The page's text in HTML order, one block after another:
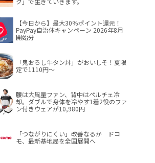
【今日から】最大30％ポイント還元！
PayPay自治体キャンペーン 2026年8月
開始分
「鬼おろし牛タン丼」がおいしそ！夏限
定で1110円～
腰は大風量ファン、背中はペルチェ冷
却。ダブルで身体を冷やす1着2役のファ
ン付きウェアが10,980円
「つながりにくい」改善なるか ドコ
モ、最新基地局を全国展開へ